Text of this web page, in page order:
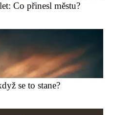
Co přinesl městu?
se to stane?